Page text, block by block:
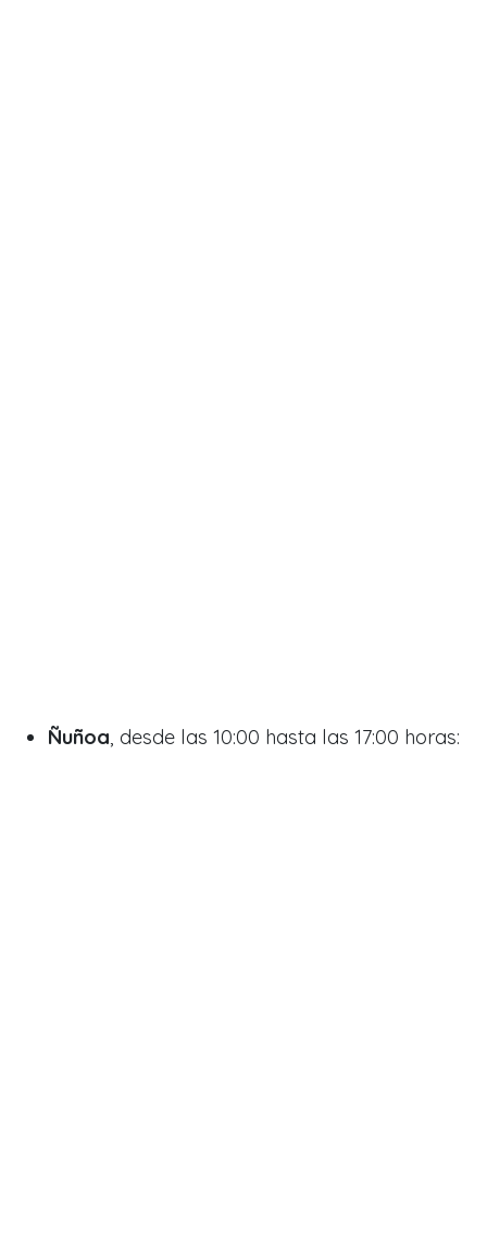
Ñuñoa, desde las 10:00 hasta las 17:00 horas: